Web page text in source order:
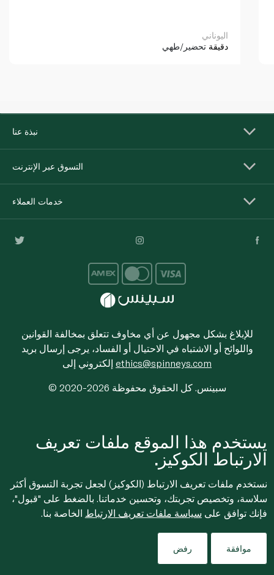
اليوناني
دقيقة تحضير/طهي
نبذة عنا
التسوق عبر الإنترنت
خدمات العملاء
للإبلاغ بشكل مجهول عن أي مخاوف تتعلق بمخالفة القوانين
واللوائح أو الاشتباه في الاحتيال أو الفساد، يرجى إرسال بريد
ethics@spinneys.com
© 2020-2026 سبينس. كل الحقوق محفوظة
يستخدم هذا الموقع ملفات تعريف
الارتباط الكوكيز.
نستخدم ملفات تعريف الارتباط (الكوكيز) لجعل تجربة التسوق أكثر
سلاسة، وتخصيص تجربتك، وتحسين خدماتنا. بالضغط على "قبول"،
فإنك توافق على سياسة ملفات تعريف الارتباط الخاصة بنا.
موافقة رفض